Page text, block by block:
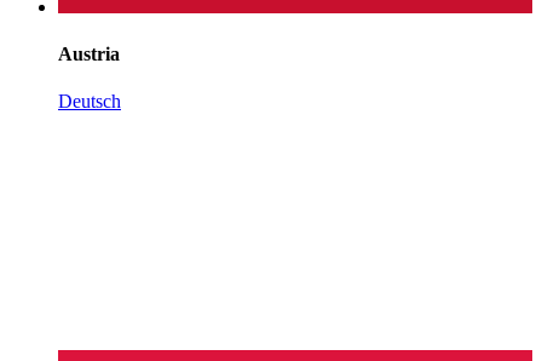
Austria
Deutsch